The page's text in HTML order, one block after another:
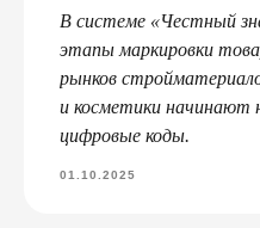
В системе «Честный
этапы маркировки
рынков
и косметики начинают
цифровые коды.
01.10.2025